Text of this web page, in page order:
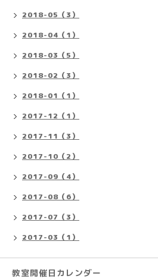
2018-05（3）
2018-04（1）
2018-03（5）
2018-02（3）
2018-01（1）
2017-12（1）
2017-11（3）
2017-10（2）
2017-09（4）
2017-08（6）
2017-07（3）
2017-03（1）
教室開催日カレンダー